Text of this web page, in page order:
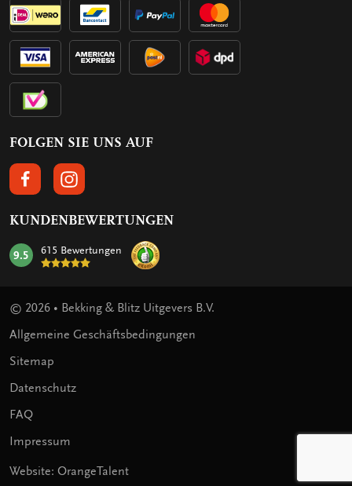
FOLGEN SIE UNS AUF
FOLGEN SIE UNS AUF FACEBOOK
FOLGEN SIE UNS AUF INSTAGRAM
KUNDENBEWERTUNGEN
mark:
9.5 615 Bewertungen
© 2026 • Bekking & Blitz Uitgevers B.V.
Allgemeine Geschäftsbedingungen
Sitemap
Datenschutz
FAQ
Impressum
Website: OrangeTalent